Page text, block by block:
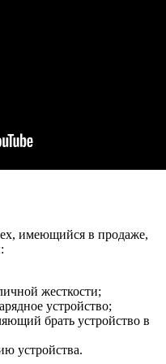
имеющийся в продаже,
жесткости;
устройство;
брать устройство в
устройства.